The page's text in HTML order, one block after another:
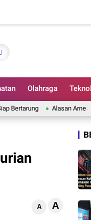
Olahraga
Alasan Arne Slot
A A